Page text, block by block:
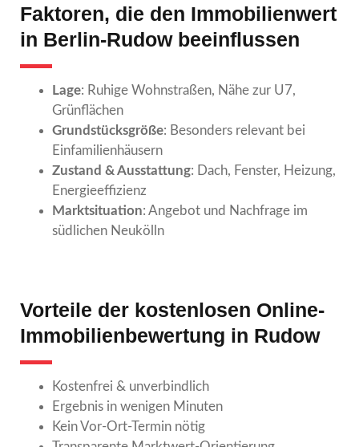
Faktoren, die den Immobilienwert
in Berlin-Rudow beeinflussen
Lage: Ruhige Wohnstraßen, Nähe zur U7,
Grünflächen
Grundstücksgröße: Besonders relevant bei
Einfamilienhäusern
Zustand & Ausstattung: Dach, Fenster, Heizung,
Energieeffizienz
Marktsituation: Angebot und Nachfrage im
südlichen Neukölln
Vorteile der kostenlosen Online-
Immobilienbewertung in Rudow
Kostenfrei & unverbindlich
Ergebnis in wenigen Minuten
Kein Vor-Ort-Termin nötig